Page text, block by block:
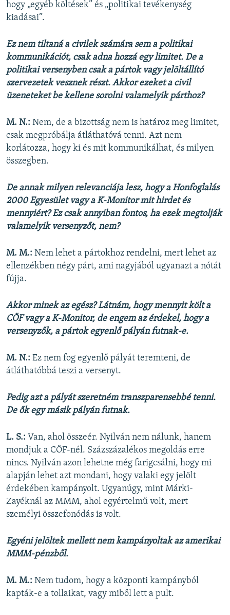
hogy „egyéb költések” és „politikai tevékenység
kiadásai”.
Ez nem tiltaná a civilek számára sem a politikai
kommunikációt, csak adna hozzá egy limitet. De a
politikai versenyben csak a pártok vagy jelöltállító
szervezetek vesznek részt. Akkor ezeket a civil
üzeneteket be kellene sorolni valamelyik párthoz?
M. N.: Nem, de a bizottság nem is határoz meg limitet,
csak megpróbálja átláthatóvá tenni. Azt nem
korlátozza, hogy ki és mit kommunikálhat, és milyen
összegben.
De annak milyen relevanciája lesz, hogy a Honfoglalás
2000 Egyesület vagy a K-Monitor mit hirdet és
mennyiért? Ez csak annyiban fontos, ha ezek megtolják
valamelyik versenyzőt, nem?
M. M.: Nem lehet a pártokhoz rendelni, mert lehet az
ellenzékben négy párt, ami nagyjából ugyanazt a nótát
fújja.
Akkor minek az egész? Látnám, hogy mennyit költ a
CÖF vagy a K-Monitor, de engem az érdekel, hogy a
versenyzők, a pártok egyenlő pályán futnak-e.
M. N.: Ez nem fog egyenlő pályát teremteni, de
átláthatóbbá teszi a versenyt.
Pedig azt a pályát szeretném transzparensebbé tenni.
De ők egy másik pályán futnak.
L. S.: Van, ahol összeér. Nyilván nem nálunk, hanem
mondjuk a CÖF-nél. Százszázalékos megoldás erre
nincs. Nyilván azon lehetne még farigcsálni, hogy mi
alapján lehet azt mondani, hogy valaki egy jelölt
érdekében kampányolt. Ugyanúgy, mint Márki-
Zayéknál az MMM, ahol egyértelmű volt, mert
személyi összefonódás is volt.
Egyéni jelöltek mellett nem kampányoltak az amerikai
MMM-pénzből.
M. M.: Nem tudom, hogy a központi kampányból
kapták-e a tollaikat, vagy miből lett a pult.